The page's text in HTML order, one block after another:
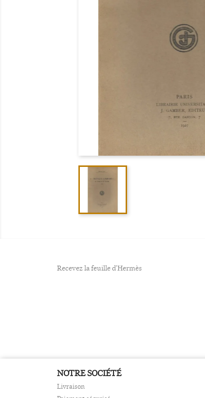
Recevez la feuille d'Hermès
NOTRE SOCIÉTÉ
Livraison